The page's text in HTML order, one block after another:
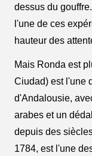
dessus du
l'une de ces
hauteur des
Mais Ronda est
Ciudad) est l'une
d'Andalousie,
arabes et un
depuis des
1784, est l'une